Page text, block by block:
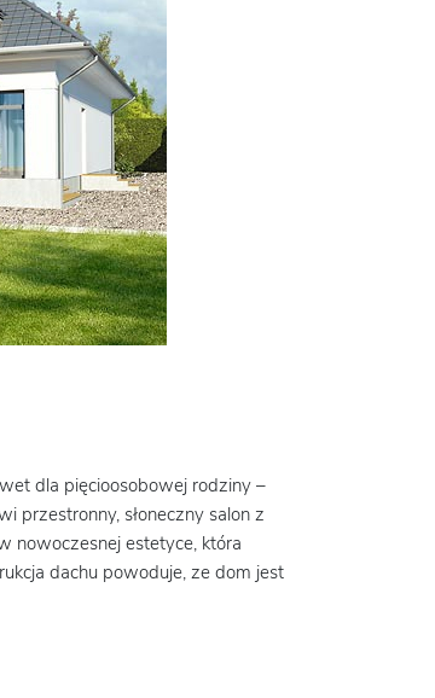
dla pięcioosobowej rodziny –
przestronny, słoneczny salon z
nowoczesnej estetyce, która
dachu powoduje, ze dom jest